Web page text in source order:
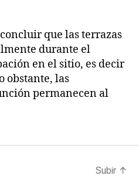
que las terrazas
durante el
en el sitio, es decir
obstante, las
permanecen al
Subir ↑